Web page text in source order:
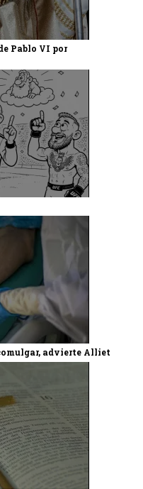
Pablo VI por
advierte Alliet